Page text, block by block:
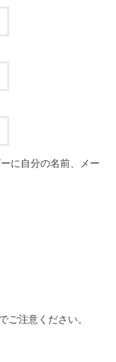
に自分の名前、メー
ご注意ください。